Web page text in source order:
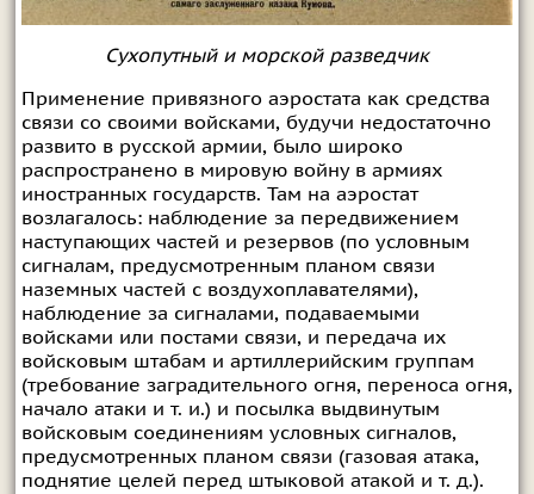
Сухопутный и морской разведчик
Применение привязного аэростата как средства
связи со своими войсками, будучи недостаточно
развито в русской армии, было широко
распространено в мировую войну в армиях
иностранных государств. Там на аэростат
возлагалось: наблюдение за передвижением
наступающих частей и резервов (по условным
сигналам, предусмотренным планом связи
наземных частей с воздухоплавателями),
наблюдение за сигналами, подаваемыми
войсками или постами связи, и передача их
войсковым штабам и артиллерийским группам
(требование заградительного огня, переноса огня,
начало атаки и т. и.) и посылка выдвинутым
войсковым соединениям условных сигналов,
предусмотренных планом связи (газовая атака,
поднятие целей перед штыковой атакой и т. д.).